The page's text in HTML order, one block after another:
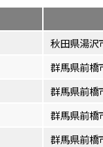
秋田県湯沢
群馬県前橋
群馬県前橋
群馬県前橋
群馬県前橋